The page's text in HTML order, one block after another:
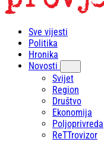
Sve vijesti
Politika
Hronika
Novosti
Svijet
Region
Društvo
Ekonomija
Poljoprivreda
ReTTrovizor